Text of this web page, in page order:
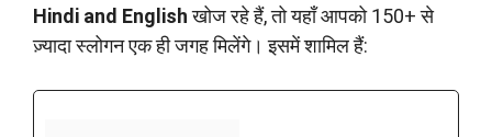
Hindi and Englishखोज रहे हैं, तो यहाँ आपको 150+ से
ज़्यादा स्लोगन एक ही जगह मिलेंगे। इसमें शामिल हैं: